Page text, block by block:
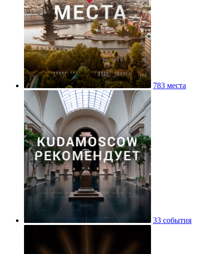
783 места
33 события